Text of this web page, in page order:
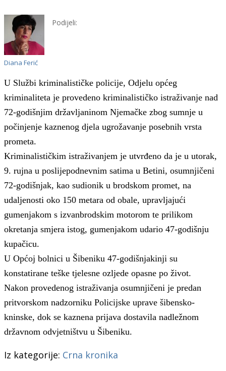
Diana Ferić
Podijeli:
U Službi kriminalističke policije, Odjelu općeg
kriminaliteta je provedeno kriminalističko istraživanje nad
72-godišnjim državljaninom Njemačke zbog sumnje u
počinjenje kaznenog djela ugrožavanje posebnih vrsta
prometa.
Kriminalističkim istraživanjem je utvrđeno da je u utorak,
9. rujna u poslijepodnevnim satima u Betini, osumnjičeni
72-godišnjak, kao sudionik u brodskom promet, na
udaljenosti oko 150 metara od obale, upravljajući
gumenjakom s izvanbrodskim motorom te prilikom
okretanja smjera istog, gumenjakom udario 47-godišnju
kupačicu.
U Općoj bolnici u Šibeniku 47-godišnjakinji su
konstatirane teške tjelesne ozljede opasne po život.
Nakon provedenog istraživanja osumnjičeni je predan
pritvorskom nadzorniku Policijske uprave šibensko-
kninske, dok se kaznena prijava dostavila nadležnom
državnom odvjetništvu u Šibeniku.
Iz kategorije: Crna kronika